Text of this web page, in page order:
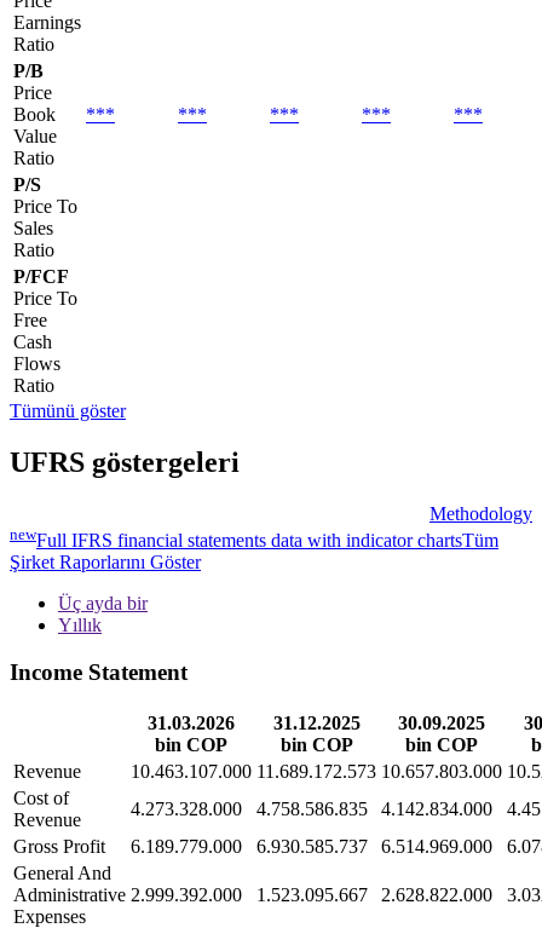
Earnings
Ratio
P/B
Price
Book
Value
Ratio
*** *** *** *** ***
P/S
Price To
Sales
Ratio
P/FCF
Price To
Free
Cash
Flows
Ratio
Tümünü göster
UFRS göstergeleri
Methodology
newFull IFRS financial statements data with indicator chartsTüm
Şirket Raporlarını Göster
Üç ayda bir
Yıllık
Income Statement
31.03.2026
bin COP
31.12.2025
bin COP
30.09.2025
bin COP
Revenue
10.463.107.000 11.689.172.573 10.657.803.000
Cost of
Revenue
4.273.328.000 4.758.586.835 4.142.834.000
Gross Profit
6.189.779.000 6.930.585.737 6.514.969.000
General And
Administrative
Expenses
2.999.392.000 1.523.095.667 2.628.822.000